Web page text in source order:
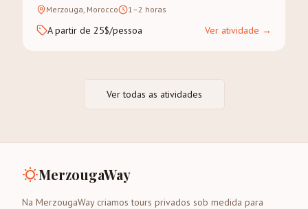
Chebbi num trek guiado.
Merzouga, Morocco 1–2 horas
A partir de 25$/pessoa Ver atividade →
Ver todas as atividades
MerzougaWay
Na MerzougaWay criamos tours privados sob medida para